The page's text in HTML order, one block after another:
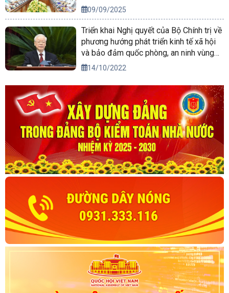
09/09/2025
Triển khai Nghị quyết của Bộ Chính trị về
phương hướng phát triển kinh tế xã hội
và bảo đảm quốc phòng, an ninh vùng
Tây Nguyên đến năm 2030, tầm nhìn
14/10/2022